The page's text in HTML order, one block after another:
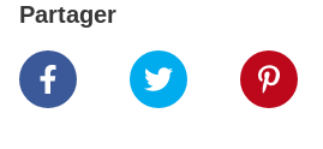
Partager